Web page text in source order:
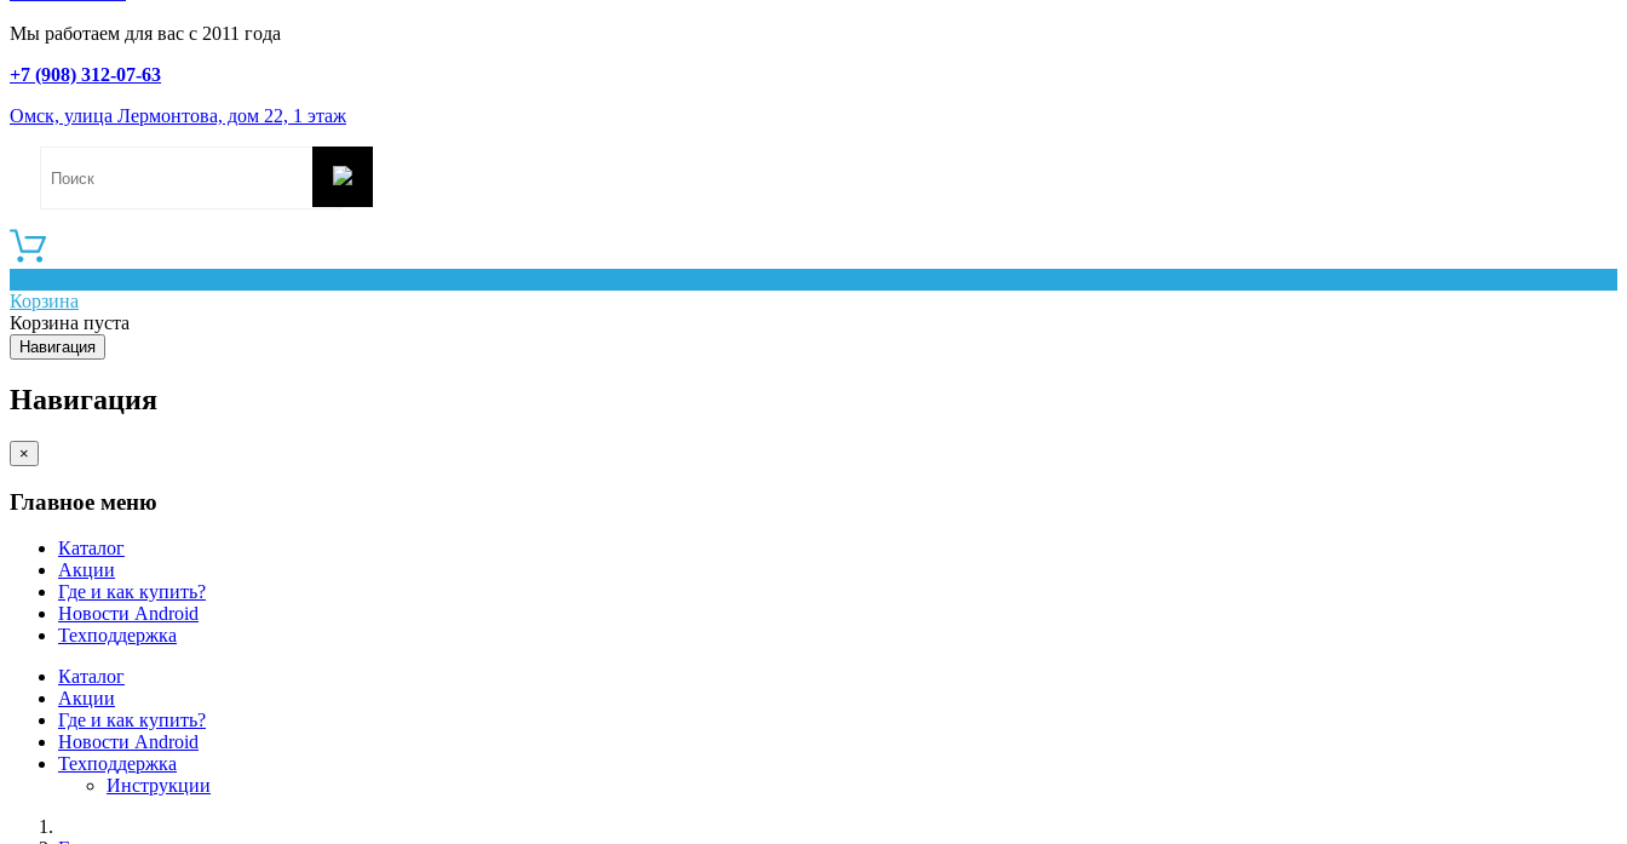
Мы работаем для вас с 2011 года
+7 (908) 312-07-63
Омск, улица Лермонтова, дом 22, 1 этаж
Корзина
Корзина пуста
Навигация
Навигация
×
Главное меню
Каталог
Акции
Где и как купить?
Новости Android
Техподдержка
Каталог
Акции
Где и как купить?
Новости Android
Техподдержка
Инструкции